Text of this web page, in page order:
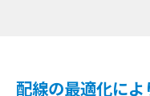
配線の最適化に